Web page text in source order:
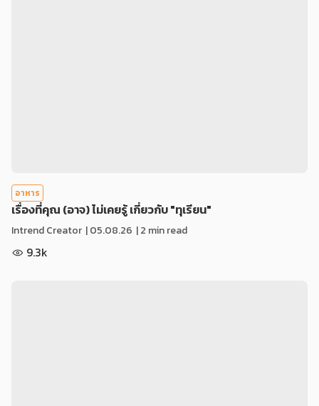
อาหาร
เรื่องที่คุณ (อาจ) ไม่เคยรู้ เกี่ยวกับ "ทุเรียน"
Intrend Creator |05.08.26 | 2 min read
9.3k